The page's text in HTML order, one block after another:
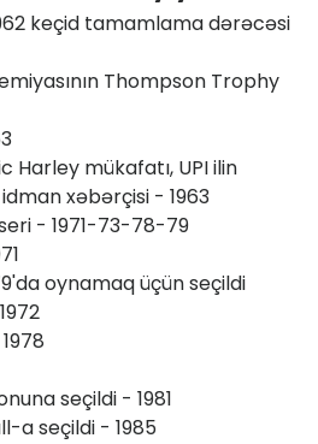
keçid tamamlama dərəcəsi
Thompson Trophy
Harley mükafatı, UPI ilin
xəbərçisi - 1963
- 1971-73-78-79
oynamaq üçün seçildi
seçildi - 1981
a seçildi - 1985